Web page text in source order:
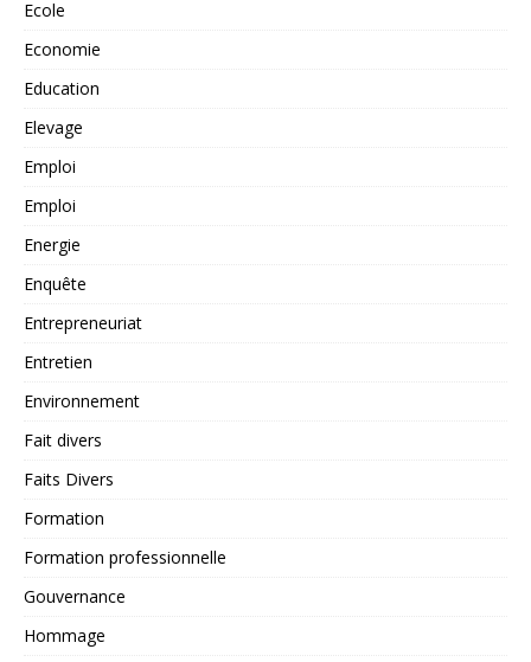
Ecole
Economie
Education
Elevage
Emploi
Emploi
Energie
Enquête
Entrepreneuriat
Entretien
Environnement
Fait divers
Faits Divers
Formation
Formation professionnelle
Gouvernance
Hommage